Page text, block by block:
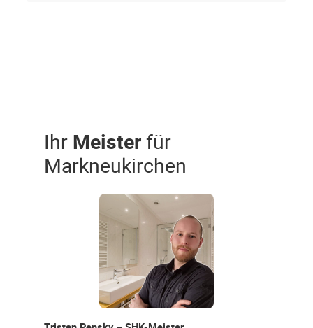
Ihr Meisterfür
Markneukirchen